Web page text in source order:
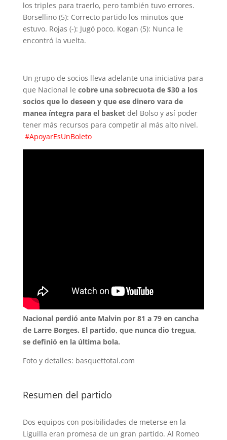
los triples para traerlo, pero también tuvo errores.
Borsellino (5): Correcto partido los minutos que
estuvo. Rojas (-): Jugó poco. Kogan (5): Nunca le
encontró la vuelta.
Un grupo de socios lleva adelante una iniciativa para
que Nacional le cobre una sobrecuota de $30 a los
socios que lo deseen y que ese dinero vara de
manea íntegra para el basketdel Bolso y así poder
tener más recursos para competir al más alto nivel.
#ApoyarEsUnBoleto
Nacional perdió ante Malvin por 81 a 79 en cancha
de Larre Borges. El partido, que nunca dio tregua,
se definió en la última bola.
Foto y detalles: basquettotal.com
Resumen del partido
Dos equipos con posibilidades de meterse en la
Liguilla eran promesa de un gran partido. Al Romeo